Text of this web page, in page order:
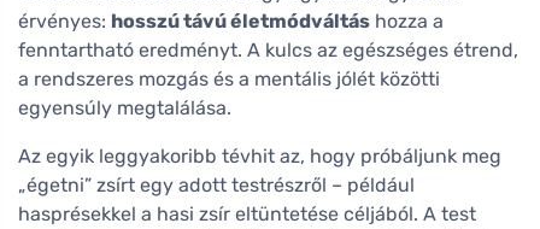
érvényes: hosszú távú életmódváltás hozza a
fenntartható eredményt. A kulcs az egészséges étrend,
a rendszeres mozgás és a mentális jólét közötti
egyensúly megtalálása.
Az egyik leggyakoribb tévhit az, hogy próbáljunk meg
„égetni” zsírt egy adott testrészről – például
hasprésekkel a hasi zsír eltüntetése céljából. A test